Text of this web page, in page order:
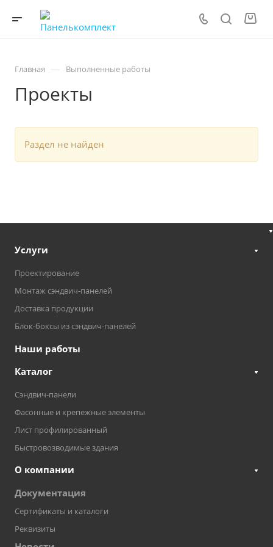
Главная — Выполненные работы
Проекты
Раздел не найден
Услуги
Проектирование
Монтаж сэндвич-панелей
Доставка продукции
Блок-боксы из сэндвич-панелей
Наши работы
Каталог
Сэндвич-панели
Фасонные и крепежные элементы
Лист профилированный
Быстровозводимые здания
О компании
Документация
Сертификаты и каталоги
Реквизиты